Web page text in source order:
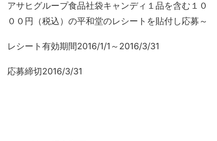
アサヒグループ食品社袋キャンディ１品を含む１０
００円（税込）の平和堂のレシートを貼付し応募～
レシート有効期間2016/1/1～2016/3/31
応募締切2016/3/31